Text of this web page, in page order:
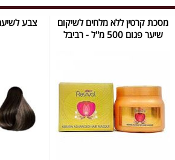
מסכת קרטין ללא מלחים לשיקום
שיער פגום 500 מ''ל - רביבל